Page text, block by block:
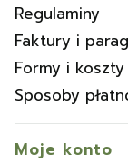
Regulaminy
Faktury i
Formy i
Sposoby
Moje konto